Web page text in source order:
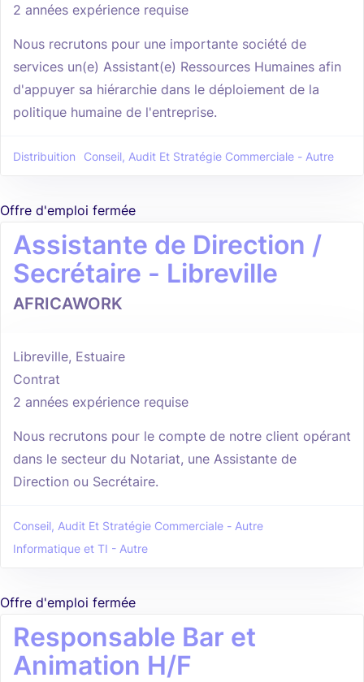
2 années expérience requise
Nous recrutons pour une importante société de
services un(e) Assistant(e) Ressources Humaines afin
d'appuyer sa hiérarchie dans le déploiement de la
politique humaine de l'entreprise.
Distribuition Conseil, Audit Et Stratégie Commerciale - Autre
Offre d'emploi fermée
Assistante de Direction /
Secrétaire - Libreville
AFRICAWORK
Libreville, Estuaire
Contrat
2 années expérience requise
Nous recrutons pour le compte de notre client opérant
dans le secteur du Notariat, une Assistante de
Direction ou Secrétaire.
Conseil, Audit Et Stratégie Commerciale - Autre
Informatique et TI - Autre
Offre d'emploi fermée
Responsable Bar et
Animation H/F